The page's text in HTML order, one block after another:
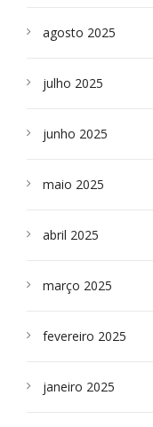
agosto 2025
julho 2025
junho 2025
maio 2025
abril 2025
março 2025
fevereiro 2025
janeiro 2025